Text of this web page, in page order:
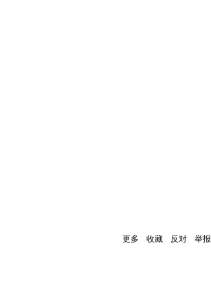
更多 收藏 反对 举报